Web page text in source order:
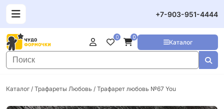
+7-903-951-4444
Каталог
0 0
Каталог / Трафареты Любовь / Трафарет любовь №67 You